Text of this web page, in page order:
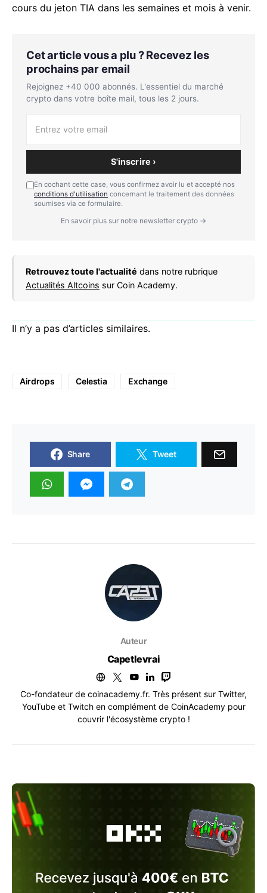
cours du jeton TIA dans les semaines et mois à venir.
Cet article vous a plu ? Recevez les
prochains par email
Rejoignez +40 000 abonnés. L'essentiel du marché
crypto dans votre boîte mail, tous les 2 jours.
S'inscrire ›
En cochant cette case, vous confirmez avoir lu et accepté nos
conditions d'utilisation concernant le traitement des données
soumises via ce formulaire.
En savoir plus sur notre newsletter crypto →
Retrouvez toute l'actualité dans notre rubrique
Actualités Altcoins sur Coin Academy.
Il n’y a pas d’articles similaires.
Airdrops Celestia Exchange
Share Tweet
Auteur
Capetlevrai
Co-fondateur de coinacademy.fr. Très présent sur Twitter,
YouTube et Twitch en complément de CoinAcademy pour
couvrir l'écosystème crypto !